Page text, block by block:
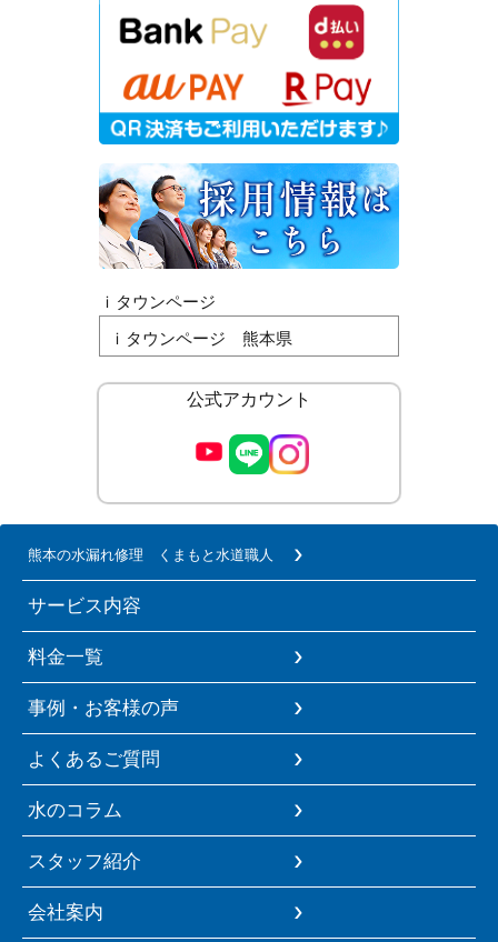
ｉタウンページ
ｉタウンページ 熊本県
公式アカウント
熊本の水漏れ修理 くまもと水道職人
サービス内容
料金一覧
事例・お客様の声
よくあるご質問
水のコラム
スタッフ紹介
会社案内